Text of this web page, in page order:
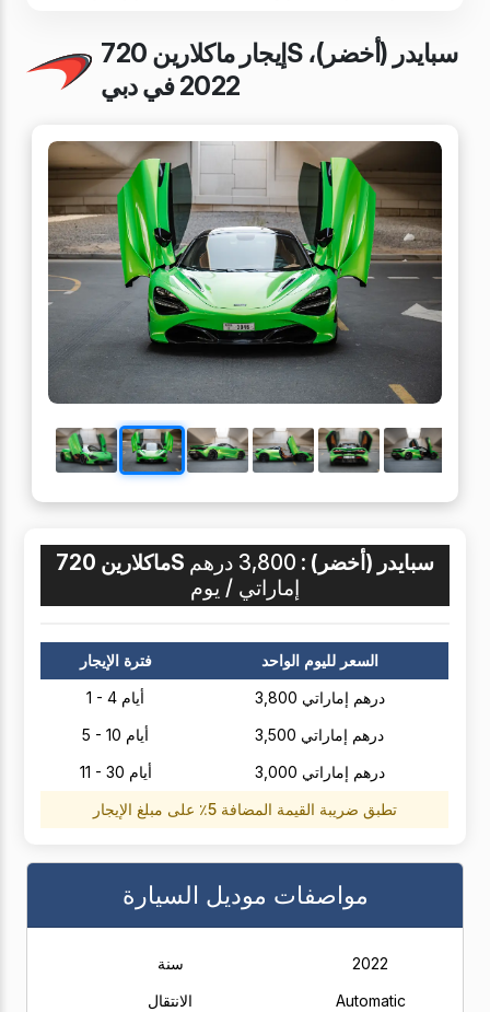
إيجار ماكلارين 720S سبايدر (أخضر)،
2022 في دبي
ماكلارين 720S سبايدر (أخضر) :
3,800 درهم
إماراتي / يوم
فترة الإيجار
السعر لليوم الواحد
1 - 4 أيام
3,800 درهم إماراتي
5 - 10 أيام
3,500 درهم إماراتي
11 - 30 أيام
3,000 درهم إماراتي
تطبق ضريبة القيمة المضافة 5٪ على مبلغ الإيجار
مواصفات موديل السيارة
سنة
2022
الانتقال
Automatic